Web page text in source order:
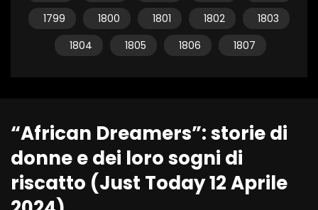
1799
1800 1801 1802
1803
1804
1805 1806 1807
“African Dreamers”: storie di
donne e dei loro sogni di
riscatto (Just Today 12 Aprile